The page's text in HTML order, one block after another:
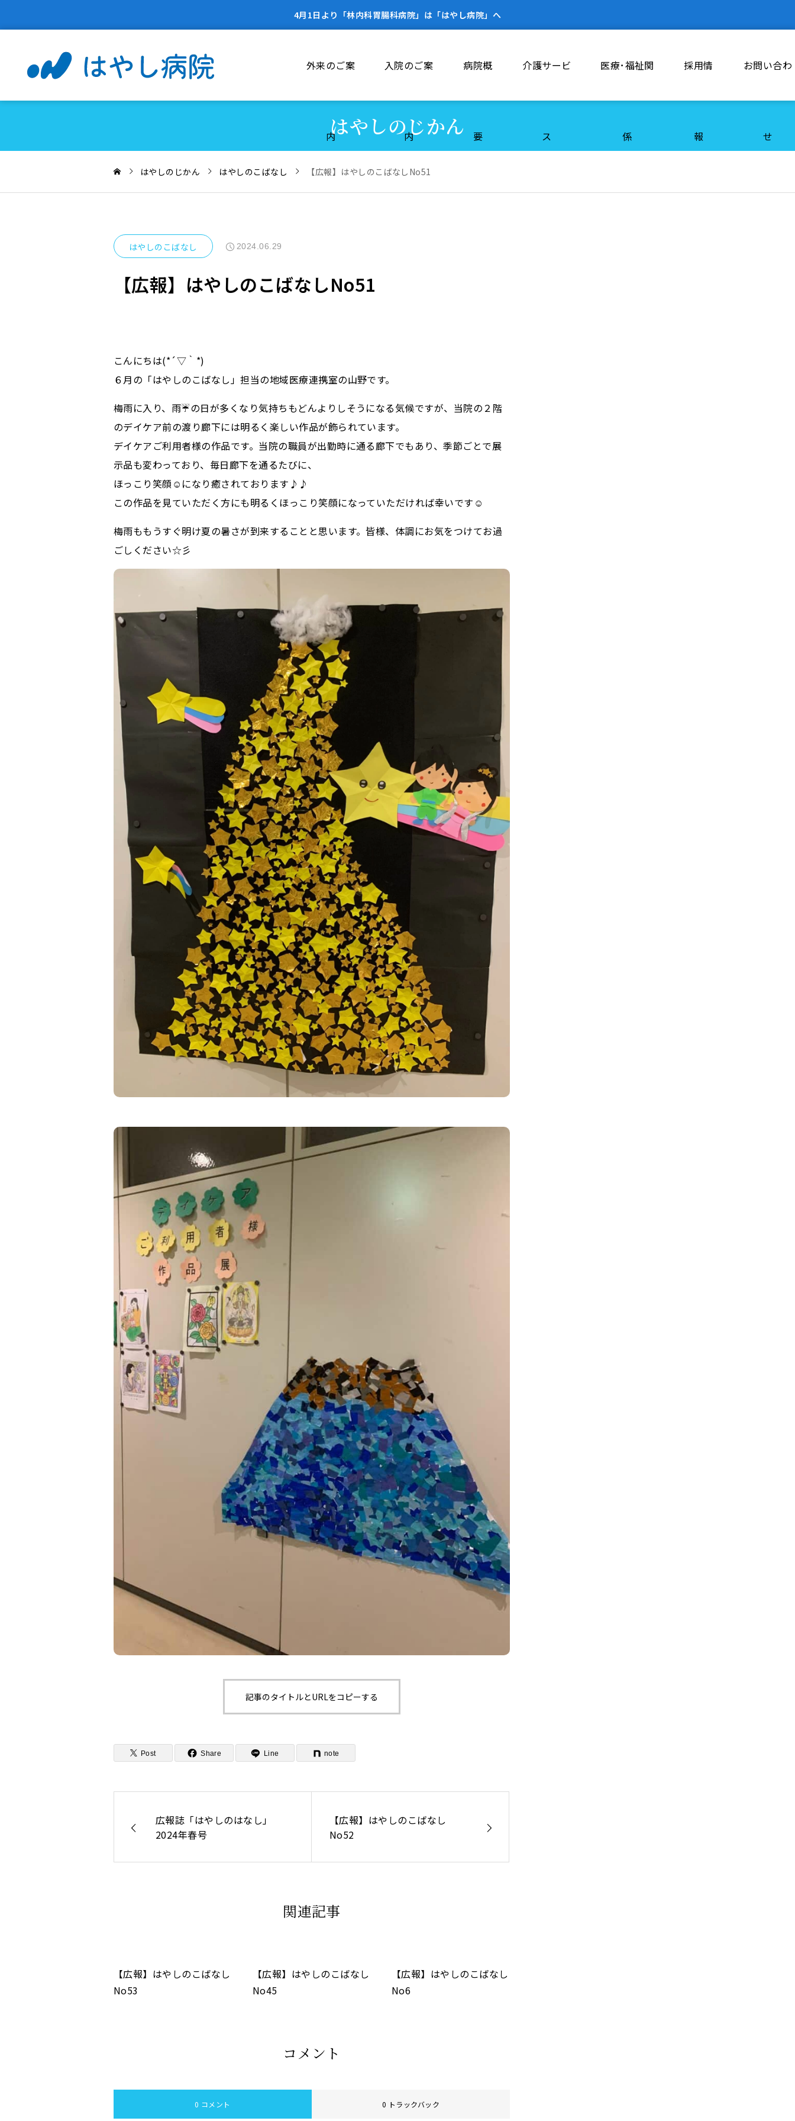
4月1日より「林内科胃腸科病院」は「はやし病院」へ
外来のご案
内
入院のご案
内
病院概
要
介護サービ
ス
医療･福祉関
係
勤務体制について
採用情
報
お問い合わ
せ
はやしのじかん
はやしのじかん はやしのこばなし 【広報】はやしのこばなしNo51
はやしのこばなし 2024.06.29
【広報】はやしのこばなしNo51
こんにちは(*´▽｀*)
６月の「はやしのこばなし」担当の地域医療連携室の山野です。
梅雨に入り、雨☔の日が多くなり気持ちもどんよりしそうになる気候ですが、当院の２階
のデイケア前の渡り廊下には明るく楽しい作品が飾られています。
デイケアご利用者様の作品です。当院の職員が出勤時に通る廊下でもあり、季節ごとで展
示品も変わっており、毎日廊下を通るたびに、
ほっこり笑顔☺になり癒されております♪♪
この作品を見ていただく方にも明るくほっこり笑顔になっていただければ幸いです☺
梅雨ももうすぐ明け夏の暑さが到来することと思います。皆様、体調にお気をつけてお過
ごしください☆彡
記事のタイトルとURLをコピーする
Post Share Line note
広報誌「はやしのはなし」
2024年春号
【広報】はやしのこばなし
No52
関連記事
【広報】はやしのこばなし
No53
【広報】はやしのこばなし
No45
【広報】はやしのこばなし
No6
コメント
0 コメント 0 トラックバック